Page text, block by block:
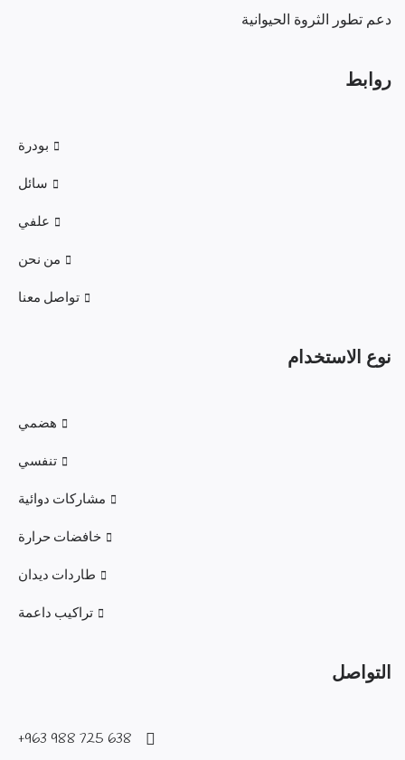
دعم تطور الثروة الحيوانية
روابط
بودرة
سائل
علفي
من نحن
تواصل معنا
نوع الاستخدام
هضمي
تنفسي
مشاركات دوائية
خافضات حرارة
طاردات ديدان
تراكيب داعمة
التواصل
638 725 988 963+